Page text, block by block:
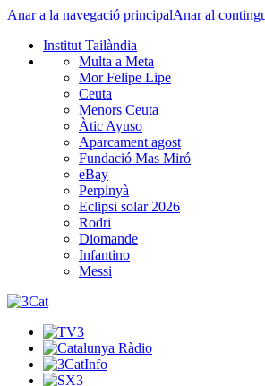
Anar a la navegació principalAnar al
Institut Tailàndia
Multa a Meta
Mor Felipe Lipe
Ceuta
Menors Ceuta
Àtic Ayuso
Aparcament agost
Fundació Mas Miró
eBay
Perpinyà
Eclipsi solar 2026
Rodri
Diomande
Infantino
Messi